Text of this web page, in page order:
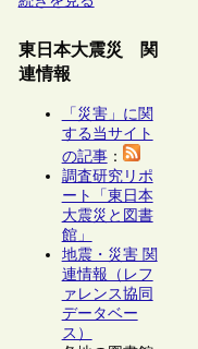
東日本大震災 関
連情報
「災害」に関
する当サイト
の記事：
調査研究リポ
ート「東日本
大震災と図書
館」
地震・災害 関
連情報（レフ
ァレンス協同
データベー
ス）